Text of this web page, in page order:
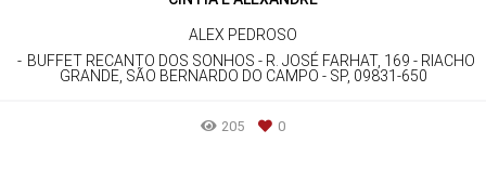
ALEX PEDROSO
BUFFET RECANTO DOS SONHOS - R. JOSÉ FARHAT, 169 - RIACHO
GRANDE, SÃO BERNARDO DO CAMPO - SP, 09831-650
205 0